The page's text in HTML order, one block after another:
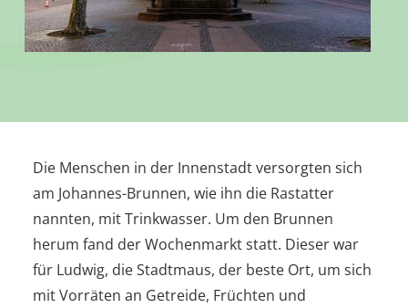
Die Menschen in der Innenstadt versorgten sich
am Johannes-Brunnen, wie ihn die Rastatter
nannten, mit Trinkwasser. Um den Brunnen
herum fand der Wochenmarkt statt. Dieser war
für Ludwig, die Stadtmaus, der beste Ort, um sich
mit Vorräten an Getreide, Früchten und